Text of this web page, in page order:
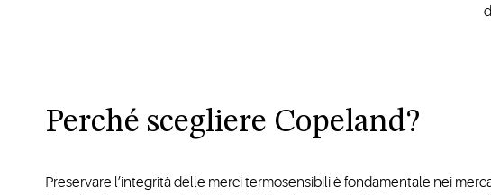
Perché scegliere Copeland?
Preservare l’integrità delle merci termosensibili è fondamentale nei